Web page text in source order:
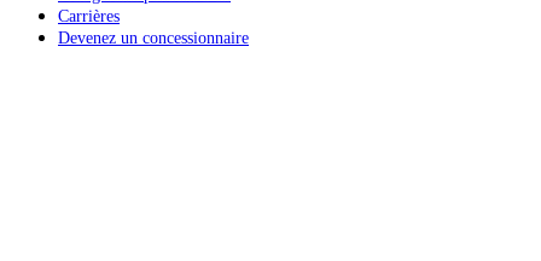
Carrières
Devenez un concessionnaire